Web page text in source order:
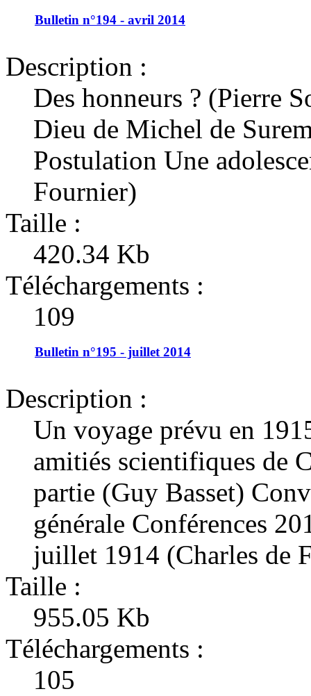
Bulletin n°194 - avril 2014
Description :
Des honneurs ? (Pierre
Dieu de Michel de
Postulation Une
Fournier)
Taille :
420.34 Kb
Téléchargements :
109
Bulletin n°195 - juillet 2014
Description :
Un voyage prévu en
amitiés scientifiques de
partie (Guy Basset)
générale Conférences
juillet 1914 (Charles de
Taille :
955.05 Kb
Téléchargements :
105